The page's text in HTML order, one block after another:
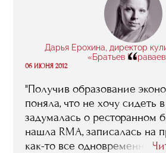
Дарья Ерохина, директор
«Братьев “
06 ИЮНЯ 2012
"Получив образование
поняла, что не хочу сидеть
задумалась о ресторанном
нашла RMA, записалась на
как-то все одновременно